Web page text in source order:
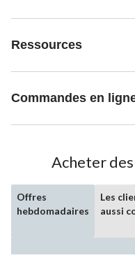
Ressources
Commandes en
Acheter
Offres
hebdomadaires
Les
aussi